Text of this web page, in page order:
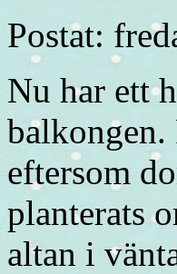
Postat:
Nu har ett
balkongen.
eftersom
planterats
altan i